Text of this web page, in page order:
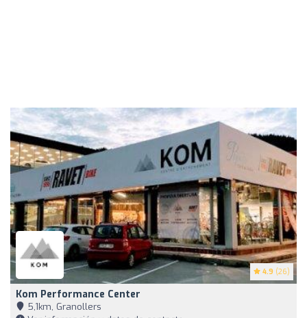
4.9 (26)
Kom Performance Center
5,1km, Granollers